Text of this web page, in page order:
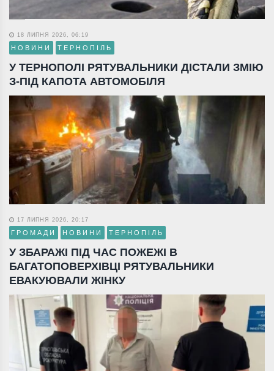
18 ЛИПНЯ 2026, 06:19
НОВИНИ ТЕРНОПІЛЬ
У ТЕРНОПОЛІ РЯТУВАЛЬНИКИ ДІСТАЛИ ЗМІЮ
З-ПІД КАПОТА АВТОМОБІЛЯ
17 ЛИПНЯ 2026, 20:17
ГРОМАДИ НОВИНИ ТЕРНОПІЛЬ
У ЗБАРАЖІ ПІД ЧАС ПОЖЕЖІ В
БАГАТОПОВЕРХІВЦІ РЯТУВАЛЬНИКИ
ЕВАКУЮВАЛИ ЖІНКУ